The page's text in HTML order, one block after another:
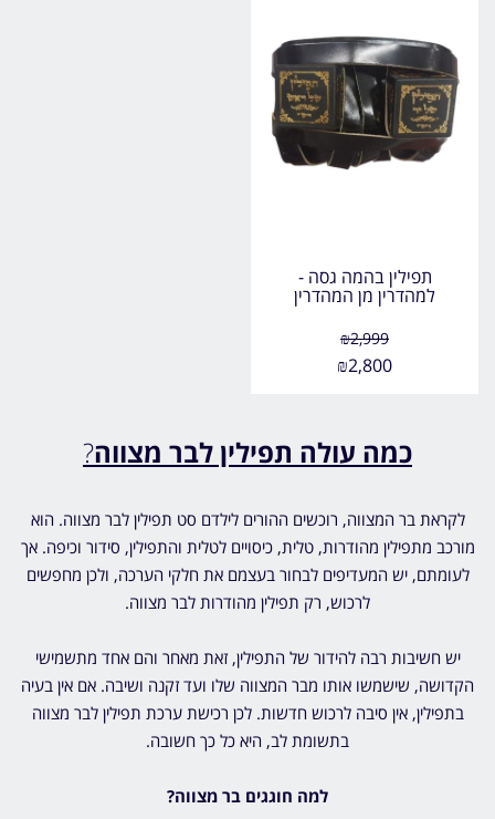
תפילין בהמה גסה -
למהדרין מן המהדרין
₪2,999
₪2,800
כמה עולה תפילין לבר מצווה?
לקראת בר המצווה, רוכשים ההורים לילדם סט תפילין לבר מצווה. הוא
מורכב מתפילין מהודרות, טלית, כיסויים לטלית והתפילין, סידור וכיפה. אך
לעומתם, יש המעדיפים לבחור בעצמם את חלקי הערכה, ולכן מחפשים
לרכוש, רק תפילין מהודרות לבר מצווה.
יש חשיבות רבה להידור של התפילין, זאת מאחר והם אחד מתשמישי
הקדושה, שישמשו אותו מבר המצווה שלו ועד זקנה ושיבה. אם אין בעיה
בתפילין, אין סיבה לרכוש חדשות. לכן רכישת ערכת תפילין לבר מצווה
בתשומת לב, היא כל כך חשובה.
למה חוגגים בר מצווה?